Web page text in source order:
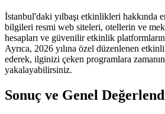
İstanbul'daki yılbaşı etkinlikleri hakkında
bilgileri resmi web siteleri, otellerin ve
hesapları ve güvenilir etkinlik
Ayrıca, 2026 yılına özel düzenlenen
ederek, ilginizi çeken programlara
yakalayabilirsiniz.
Sonuç ve Genel